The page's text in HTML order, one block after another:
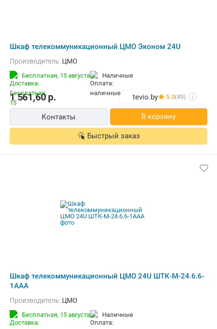
Шкаф телекоммуникационный ЦМО Эконом 24U
Производитель: ЦМО
Бесплатная, 15 августа наличные
1 561,60р. tevio.by 5.0(49) i
Контакты В корзину
Быстрый заказ
Шкаф телекоммуникационный ЦМО 24U ШТК-М-24.6.6-
1ААА
Производитель: ЦМО
Бесплатная, 15 августа наличные